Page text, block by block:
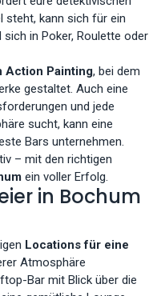
steht, kann sich für ein
in Poker, Roulette oder
Action Painting, bei dem
gestaltet. Auch eine
und jede
sucht, kann eine
Bars unternehmen.
– mit den richtigen
ein voller Erfolg.
in Bochum
Locations für eine
Atmosphäre
Bar mit Blick über die